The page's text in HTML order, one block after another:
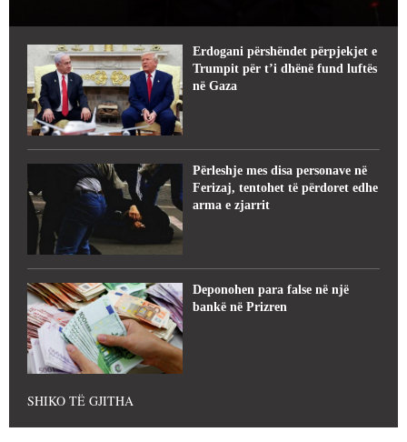
Erdogani përshëndet përpjekjet e
Trumpit për t’i dhënë fund luftës
në Gaza
Përleshje mes disa personave në
Ferizaj, tentohet të përdoret edhe
arma e zjarrit
Deponohen para false në një
bankë në Prizren
SHIKO TË GJITHA